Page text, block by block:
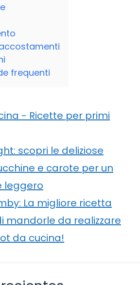
frequenti
- Ricette per primi
scopri le deliziose
e carote per un
leggero
La migliore ricetta
mandorle da realizzare
da cucina!